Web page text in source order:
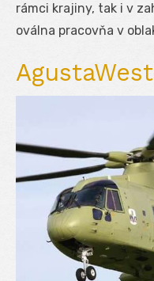
rámci krajiny, tak i v
oválna pracovňa v